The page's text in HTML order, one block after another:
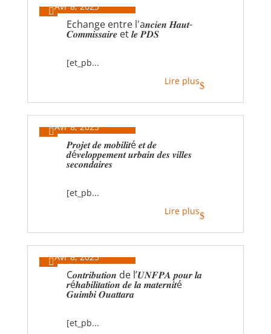
Avr 8, 2025
Echange entre l'a𝒏𝒄𝒊𝒆𝒏 𝑯𝒂𝒖𝒕-
𝑪𝒐𝒎𝒎𝒊𝒔𝒔𝒂𝒊𝒓𝒆 et 𝒍𝒆 𝑷𝑫𝑺
[et_pb...
$
Lire plus
Avr 8, 2025
𝑷𝒓𝒐𝒋𝒆𝒕 𝒅𝒆 𝒎𝒐𝒃𝒊𝒍𝒊𝒕é 𝒆𝒕 𝒅𝒆
𝒅é𝒗𝒆𝒍𝒐𝒑𝒑𝒆𝒎𝒆𝒏𝒕 𝒖𝒓𝒃𝒂𝒊𝒏 𝒅𝒆𝒔 𝒗𝒊𝒍𝒍𝒆𝒔
𝒔𝒆𝒄𝒐𝒏𝒅𝒂𝒊𝒓𝒆𝒔
[et_pb...
$
Lire plus
Avr 8, 2025
C𝒐𝒏𝒕𝒓𝒊𝒃𝒖𝒕𝒊𝒐𝒏 de l’𝑼𝑵𝑭𝑷𝑨 𝒑𝒐𝒖𝒓 𝒍𝒂
𝒓é𝒉𝒂𝒃𝒊𝒍𝒊𝒕𝒂𝒕𝒊𝒐𝒏 𝒅𝒆 𝒍𝒂 𝒎𝒂𝒕𝒆𝒓𝒏𝒊𝒕é
𝑮𝒖𝒊𝒎𝒃𝒊 𝑶𝒖𝒂𝒕𝒕𝒂𝒓𝒂
[et_pb...